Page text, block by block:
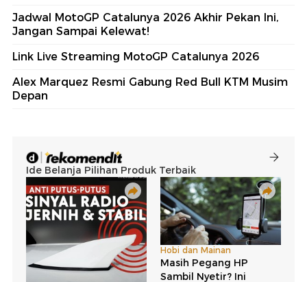
Jadwal MotoGP Catalunya 2026 Akhir Pekan Ini,
Jangan Sampai Kelewat!
Link Live Streaming MotoGP Catalunya 2026
Alex Marquez Resmi Gabung Red Bull KTM Musim
Depan